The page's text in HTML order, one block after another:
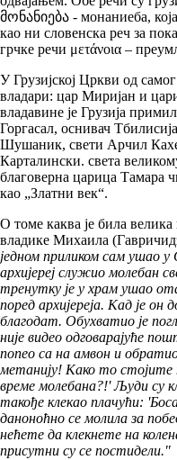
მონანიება - монаниеба,
као ни словенска реч за
грчке речи μετάνοια –
У Грузијској Цркви од
владари: цар Миријан и
владавине је Грузија
Горгасал, оснивач
Шушаник, свети Арчил
Карталински. света
благоверна царица Тамара
као „Златни век“.
О томе каква је била
владике Михаила
једном приликом сам ушао у
архијереј служио молебан
тренутку је у храм ушао
поред архијереја. Кад је
благодат. Обухватио је
није видео одговарајуће
попео са на амвон и
метанију! Како то стојите
време молебана?!' Људи су
такође клекао плачући:
даноноћно се молила за
нећете да клекнете на
присутни су се постидели."